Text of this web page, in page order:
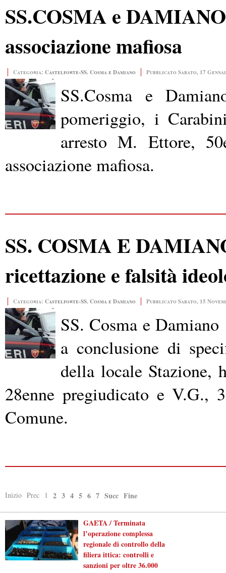
SS.COSMA e
associazione mafiosa
Categoria: Castelforte-SS. Cosma e Damiano Pubblicato Sabato, 17
SS.Cosma e
pomeriggio, i
arresto M. Ettore,
associazione mafiosa.
SS. COSMA E
ricettazione e falsità
Categoria: Castelforte-SS. Cosma e Damiano Pubblicato Sabato, 15
SS. Cosma e Damiano
a conclusione di
della locale Stazione,
28enne pregiudicato e V.G.,
Comune.
Inizio Prec 1 2 3 4 5 6 7 Succ Fine
GAETA / Terminata
l’operazione complessa
regionale di controllo della
filiera ittica: controlli e
sanzioni per oltre 36.000